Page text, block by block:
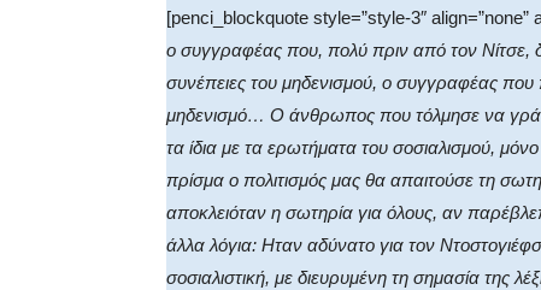
[penci_blockquote style=”style-3″ align=”none”
ο συγγραφέας που, πολύ πριν από τον Nίτσε,
συνέπειες του μηδενισμού, ο συγγραφέας
μηδενισμό… O άνθρωπος που τόλμησε να
τα ίδια με τα ερωτήματα του σοσιαλισμού,
πρίσμα ο πολιτισμός μας θα απαιτούσε τη
αποκλειόταν η σωτηρία για όλους, αν
άλλα λόγια: Hταν αδύνατο για τον
σοσιαλιστική, με διευρυμένη τη σημασία της